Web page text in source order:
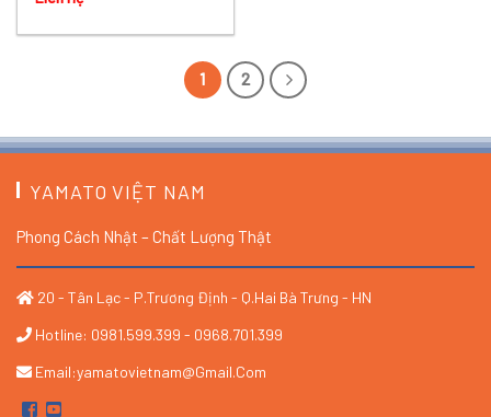
1 2
YAMATO VIỆT NAM
Phong Cách Nhật – Chất Lượng Thật
20 - Tân Lạc - P.Trương Định - Q.Hai Bà Trưng - HN
Hotline: 0981.599.399 - 0968.701.399
Email:yamatovietnam@gmail.com